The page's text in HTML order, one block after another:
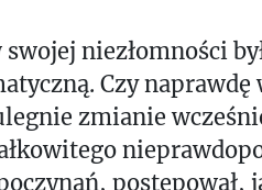
swojej niezłomności
Czy naprawdę
zmianie
postępował,